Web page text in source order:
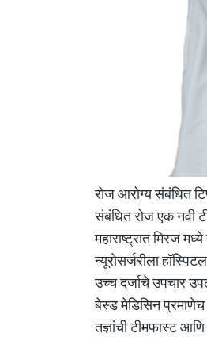
रोज आरोग्य संबंधित
संबंधित रोज एक नवी
महाराष्ट्रात मिरज
न्यूरोसर्जरीला
उच्च दर्जाचे उपचार
बेस्ड मेडिसिन प्रमाणेच
तज्ञांची टीमफास्ट